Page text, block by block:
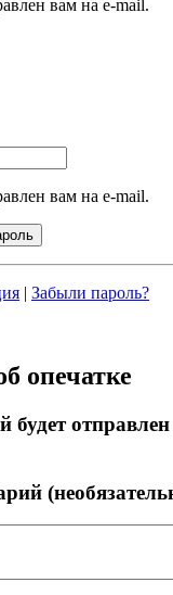
вам на e-mail.
вам на e-mail.
| Забыли пароль?
опечатке
будет